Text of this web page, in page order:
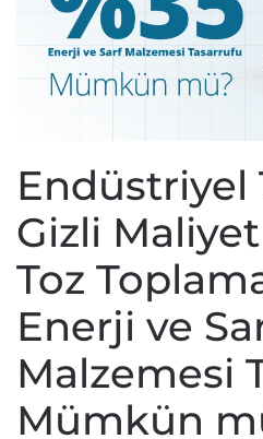
Endüstriyel
Gizli Maliyet
Toz
Enerji ve
Malzemesi
Mümkün